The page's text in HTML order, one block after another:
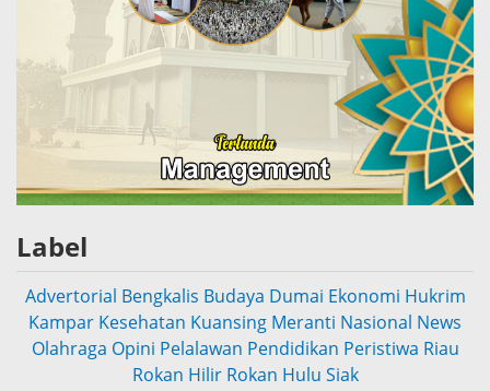
Label
Advertorial Bengkalis Budaya Dumai Ekonomi Hukrim
Kampar Kesehatan Kuansing Meranti Nasional News
Olahraga Opini Pelalawan Pendidikan Peristiwa Riau
Rokan Hilir Rokan Hulu Siak